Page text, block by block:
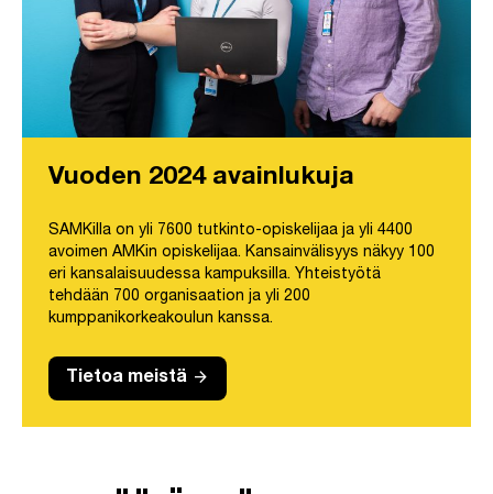
Vuoden 2024 avainlukuja
SAMKilla on yli 7600 tutkinto-opiskelijaa ja yli 4400
avoimen AMKin opiskelijaa. Kansainvälisyys näkyy 100
eri kansalaisuudessa kampuksilla. Yhteistyötä
tehdään 700 organisaation ja yli 200
kumppanikorkeakoulun kanssa.
Tietoa meistä arrow_forward